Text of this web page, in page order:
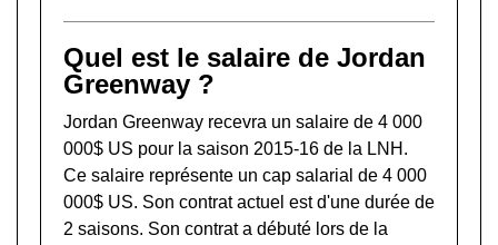
Quel est le salaire de Jordan
Greenway ?
Jordan Greenway recevra un salaire de 4 000
000$ US pour la saison 2015-16 de la LNH.
Ce salaire représente un cap salarial de 4 000
000$ US. Son contrat actuel est d'une durée de
2 saisons. Son contrat a débuté lors de la